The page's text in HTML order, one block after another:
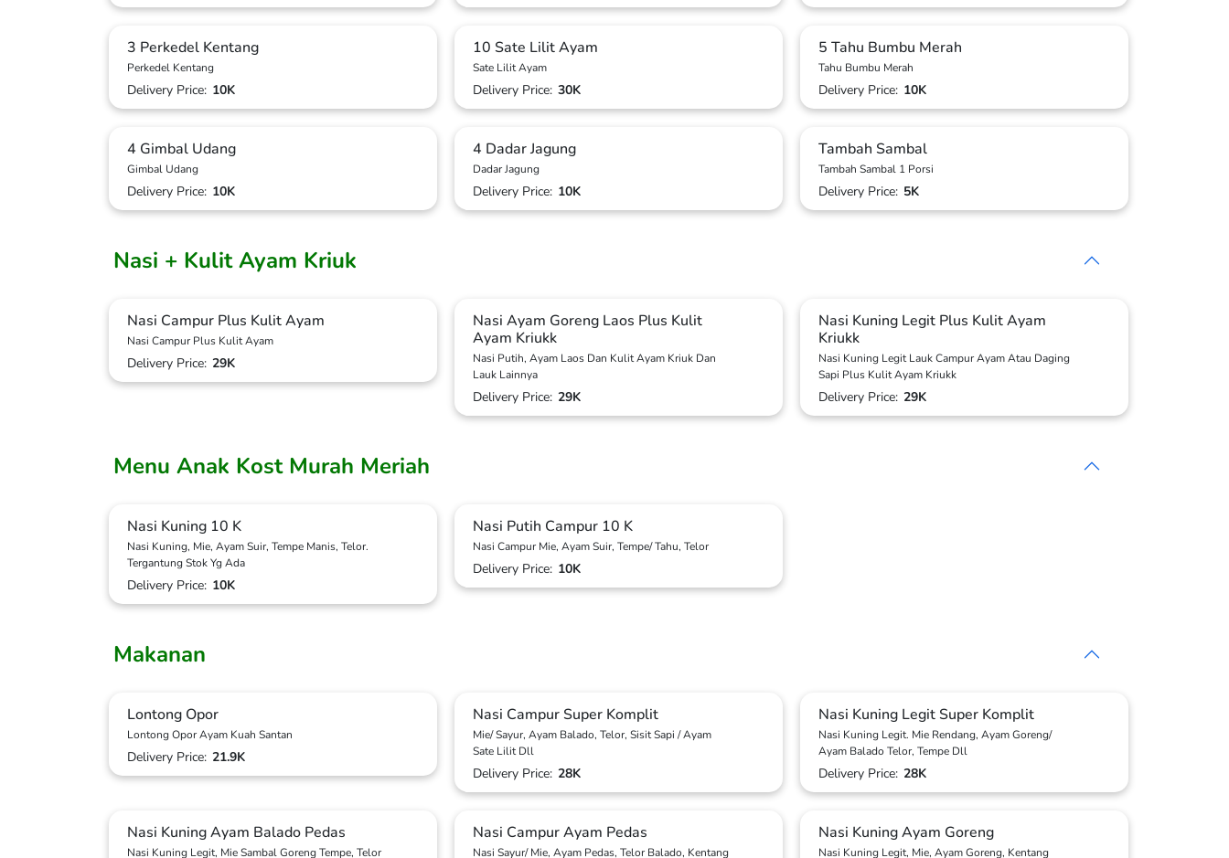
3 Perkedel Kentang
Perkedel Kentang
Delivery Price: 10K
10 Sate Lilit Ayam
Sate Lilit Ayam
Delivery Price: 30K
5 Tahu Bumbu Merah
Tahu Bumbu Merah
Delivery Price: 10K
4 Gimbal Udang
Gimbal Udang
Delivery Price: 10K
4 Dadar Jagung
Dadar Jagung
Delivery Price: 10K
Tambah Sambal
Tambah Sambal 1 Porsi
Delivery Price: 5K
Nasi + Kulit Ayam Kriuk
Nasi Campur Plus Kulit Ayam
Nasi Campur Plus Kulit Ayam
Delivery Price: 29K
Nasi Ayam Goreng Laos Plus Kulit
Ayam Kriukk
Nasi Putih, Ayam Laos Dan Kulit Ayam Kriuk Dan
Lauk Lainnya
Delivery Price: 29K
Nasi Kuning Legit Plus Kulit Ayam
Kriukk
Nasi Kuning Legit Lauk Campur Ayam Atau Daging
Sapi Plus Kulit Ayam Kriukk
Delivery Price: 29K
Menu Anak Kost Murah Meriah
Nasi Kuning 10 K
Nasi Kuning, Mie, Ayam Suir, Tempe Manis, Telor.
Tergantung Stok Yg Ada
Delivery Price: 10K
Nasi Putih Campur 10 K
Nasi Campur Mie, Ayam Suir, Tempe/ Tahu, Telor
Delivery Price: 10K
Makanan
Lontong Opor
Lontong Opor Ayam Kuah Santan
Delivery Price: 21.9K
Nasi Campur Super Komplit
Mie/ Sayur, Ayam Balado, Telor, Sisit Sapi / Ayam
Sate Lilit Dll
Delivery Price: 28K
Nasi Kuning Legit Super Komplit
Nasi Kuning Legit. Mie Rendang, Ayam Goreng/
Ayam Balado Telor, Tempe Dll
Delivery Price: 28K
Nasi Kuning Ayam Balado Pedas
Nasi Kuning Legit, Mie Sambal Goreng Tempe, Telor
Nasi Campur Ayam Pedas
Nasi Sayur/ Mie, Ayam Pedas, Telor Balado, Kentang
Nasi Kuning Ayam Goreng
Nasi Kuning Legit, Mie, Ayam Goreng, Kentang